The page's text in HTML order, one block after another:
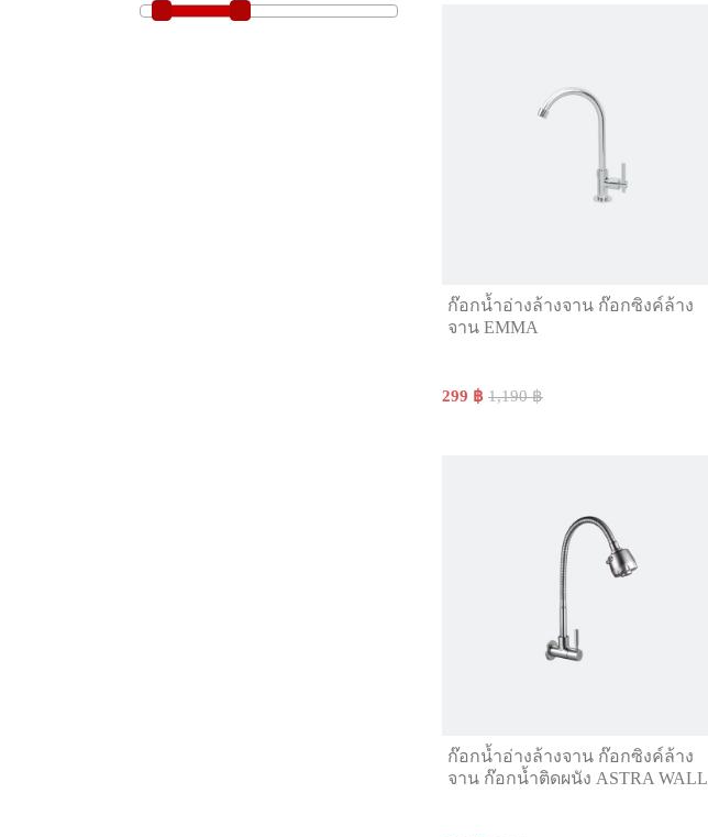
ก๊อกน้ำอ่างล้างจาน ก๊อกซิงค์ล้าง
จาน EMMA
299 ฿ 1,190 ฿
ก๊อกน้ำอ่างล้างจาน ก๊อกซิงค์ล้าง
จาน ก๊อกน้ำติดผนัง ASTRA WALL